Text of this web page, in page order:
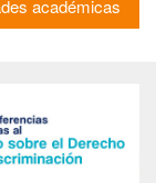
académicas